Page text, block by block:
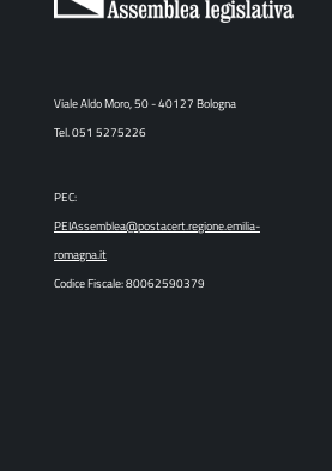
Viale Aldo Moro, 50 - 40127 Bologna
Tel. 051 5275226
PEC:
PEIAssemblea@postacert.regione.emilia-
romagna.it
Codice Fiscale: 80062590379